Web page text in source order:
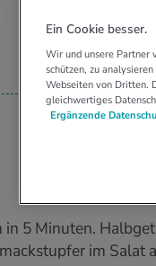
in 5 Minuten.
im Salat
Ein Cookie besser.
Wir und unsere Partner
schützen, zu
Webseiten von Dritten.
gleichwertiges
Ergänzende